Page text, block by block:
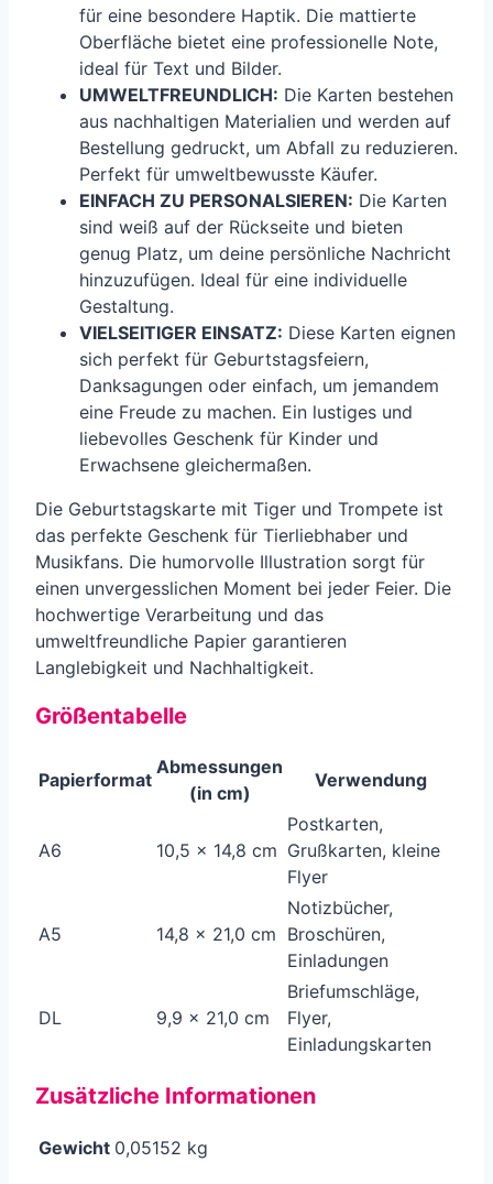
für eine besondere Haptik. Die mattierte
Oberfläche bietet eine professionelle Note,
ideal für Text und Bilder.
UMWELTFREUNDLICH: Die Karten bestehen
aus nachhaltigen Materialien und werden auf
Bestellung gedruckt, um Abfall zu reduzieren.
Perfekt für umweltbewusste Käufer.
EINFACH ZU PERSONALSIEREN: Die Karten
sind weiß auf der Rückseite und bieten
genug Platz, um deine persönliche Nachricht
hinzuzufügen. Ideal für eine individuelle
Gestaltung.
VIELSEITIGER EINSATZ: Diese Karten eignen
sich perfekt für Geburtstagsfeiern,
Danksagungen oder einfach, um jemandem
eine Freude zu machen. Ein lustiges und
liebevolles Geschenk für Kinder und
Erwachsene gleichermaßen.
Die Geburtstagskarte mit Tiger und Trompete ist
das perfekte Geschenk für Tierliebhaber und
Musikfans. Die humorvolle Illustration sorgt für
einen unvergesslichen Moment bei jeder Feier. Die
hochwertige Verarbeitung und das
umweltfreundliche Papier garantieren
Langlebigkeit und Nachhaltigkeit.
Größentabelle
Papierformat
Abmessungen
(in cm)
Verwendung
A6 10,5 x 14,8 cm
Postkarten,
Grußkarten, kleine
Flyer
A5 14,8 x 21,0 cm
Notizbücher,
Broschüren,
Einladungen
DL 9,9 x 21,0 cm
Briefumschläge,
Flyer,
Einladungskarten
Zusätzliche Informationen
Gewicht 0,05152 kg